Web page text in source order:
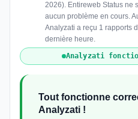
2026). Entireweb Status ne
aucun problème en cours.
Analyzati a reçu 1 rapports
dernière heure.
Analyzati
Tout fonctionne
Analyzati !